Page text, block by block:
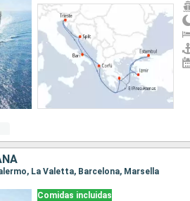
La Valetta, Barcelona, Marsella
Comidas incluidas